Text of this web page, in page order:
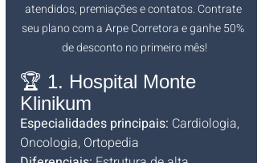
atendidos, premiações e contatos. Contrate
seu plano com a Arpe Corretora e ganhe 50%
de desconto no primeiro mês!
🏆 1. Hospital Monte
Klinikum
Especialidades principais: Cardiologia,
Oncologia, Ortopedia